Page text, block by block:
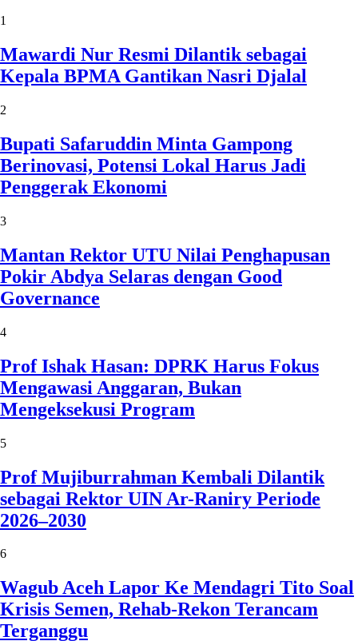
1
Mawardi Nur Resmi Dilantik sebagai
Kepala BPMA Gantikan Nasri Djalal
2
Bupati Safaruddin Minta Gampong
Berinovasi, Potensi Lokal Harus Jadi
Penggerak Ekonomi
3
Mantan Rektor UTU Nilai Penghapusan
Pokir Abdya Selaras dengan Good
Governance
4
Prof Ishak Hasan: DPRK Harus Fokus
Mengawasi Anggaran, Bukan
Mengeksekusi Program
5
Prof Mujiburrahman Kembali Dilantik
sebagai Rektor UIN Ar-Raniry Periode
2026–2030
6
Wagub Aceh Lapor Ke Mendagri Tito Soal
Krisis Semen, Rehab-Rekon Terancam
Terganggu